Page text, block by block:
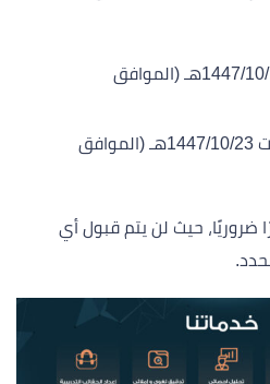
يبدأ التقديم: يوم الأحد 1447/10/17هـ (الموافق
ينتهي التقديم: يوم السبت 1447/10/23هـ (الموافق
ضروريًا، حيث لن يتم قبول أي